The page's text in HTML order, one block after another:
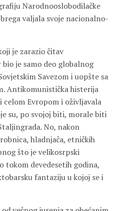
Narodnooslobodilačke
valjala svoje nacionalno-
je zarazio čitav
je samo deo globalnog
Savezom i uopšte sa
Antikomunistička histerija
Evropom i oživljavala
su, po svojoj biti, morale biti
No, nakon
hladnjača, etničkih
što je velikosrpski
tokom devedesetih godina,
fantaziju u kojoj se i